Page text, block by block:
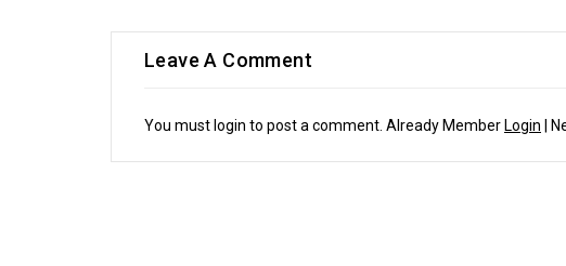
Leave A Comment
You must login to post a comment. Already Member Login |